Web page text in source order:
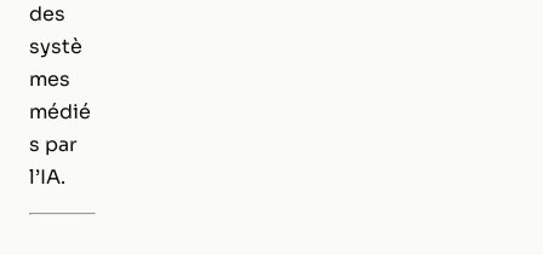
des
systè
mes
médié
s par
l’IA.